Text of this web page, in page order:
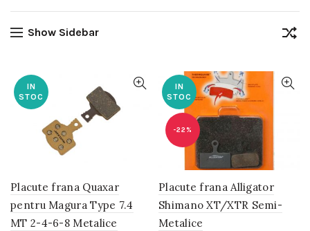
Show Sidebar
IN
STOC
Placute frana Quaxar
pentru Magura Type 7.4
MT 2-4-6-8 Metalice
-22%
IN
STOC
Placute frana Alligator
Shimano XT/XTR Semi-
Metalice